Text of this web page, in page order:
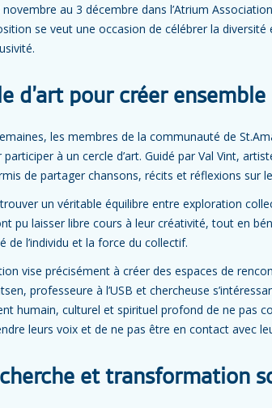
novembre au 3 décembre dans l’Atrium
se veut une occasion de célébrer la
d’art pour créer ensemble
les membres de la communauté de
à un cercle d’art. Guidé par Val Vint,
de partager chansons, récits et réflexions sur
un véritable équilibre entre exploration
pu laisser libre cours à leur créativité, tout en
de l’individu et la force du collectif.
vise précisément à créer des espaces de
professeure à l’USB et chercheuse
humain, culturel et spirituel profond de ne pas
leurs voix et de ne pas être en contact avec
et transformation